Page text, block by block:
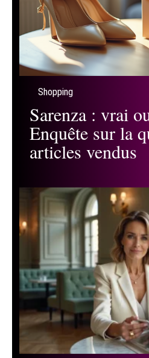
Shopping
Sarenza : vrai
Enquête sur la
articles vendus